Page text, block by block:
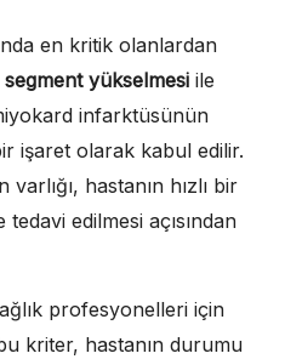
en kritik olanlardan
segment yükselmesi ile
infarktüsünün
işaret olarak kabul edilir.
hastanın hızlı bir
edilmesi açısından
profesyonelleri için
kriter, hastanın durumu